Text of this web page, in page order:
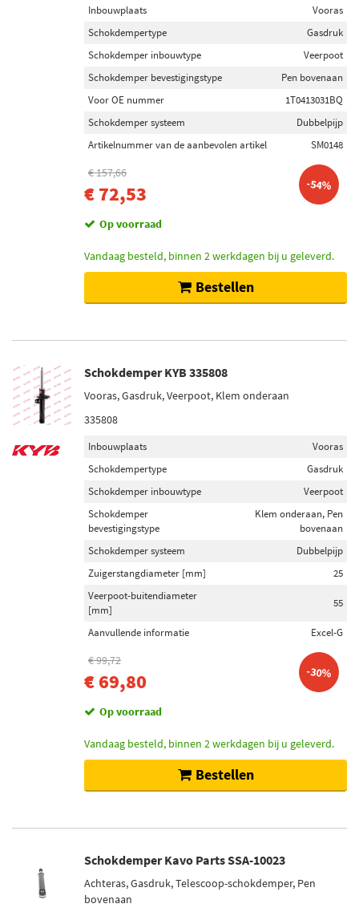
Inbouwplaats
Vooras
Schokdempertype
Gasdruk
Schokdemper inbouwtype
Veerpoot
Schokdemper bevestigingstype
Pen bovenaan
Voor OE nummer
1T0413031BQ
Schokdemper systeem
Dubbelpijp
Artikelnummer van de aanbevolen artikel
SM0148
€ 157,66
€ 72,53 -54%
Op voorraad
Vandaag besteld, binnen 2 werkdagen bij u geleverd.
Bestellen
Schokdemper KYB 335808
Vooras, Gasdruk, Veerpoot, Klem onderaan
335808
Inbouwplaats
Vooras
Schokdempertype
Gasdruk
Schokdemper inbouwtype
Veerpoot
Schokdemper
bevestigingstype
Klem onderaan, Pen
bovenaan
Schokdemper systeem
Dubbelpijp
Zuigerstangdiameter [mm]
25
Veerpoot-buitendiameter
[mm]
55
Aanvullende informatie Excel-G
€ 99,72
€ 69,80 -30%
Op voorraad
Vandaag besteld, binnen 2 werkdagen bij u geleverd.
Bestellen
Schokdemper Kavo Parts SSA-10023
Achteras, Gasdruk, Telescoop-schokdemper, Pen
bovenaan